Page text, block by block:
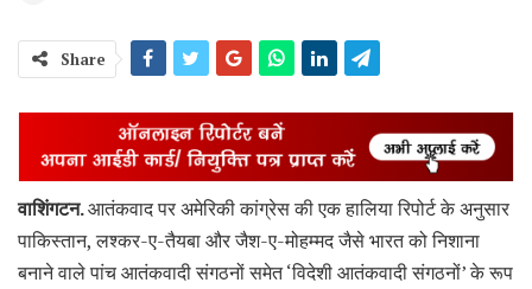
Share
वाशिंगटन.आतंकवाद पर अमेरिकी कांग्रेस की एक हालिया रिपोर्ट के अनुसार
पाकिस्तान, लश्कर-ए-तैयबा और जैश-ए-मोहम्मद जैसे भारत को निशाना
बनाने वाले पांच आतंकवादी संगठनों समेत ‘विदेशी आतंकवादी संगठनों’ के रूप